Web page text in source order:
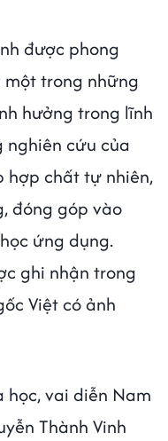
được phong
một trong những
hưởng trong lĩnh
nghiên cứu của
hợp chất tự nhiên,
đóng góp vào
ứng dụng.
ghi nhận trong
Việt có ảnh
học, vai diễn Nam
Thành Vinh